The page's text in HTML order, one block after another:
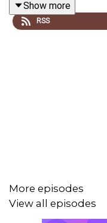
och en av oss
i år.
Show more
RSS
More episodes
View all episodes